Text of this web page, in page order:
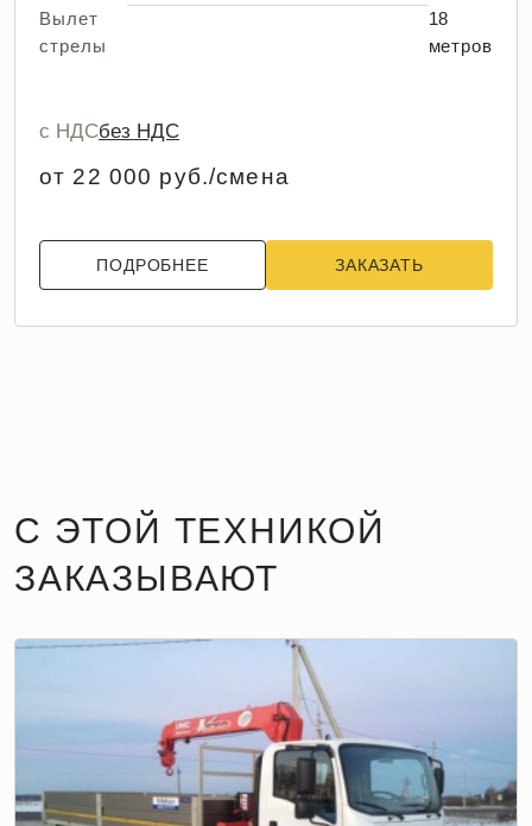
Вылет
стрелы
18
метров
с НДСбез НДС
от 22 000 руб./смена
ПОДРОБНЕЕ ЗАКАЗАТЬ
С ЭТОЙ ТЕХНИКОЙ
ЗАКАЗЫВАЮТ